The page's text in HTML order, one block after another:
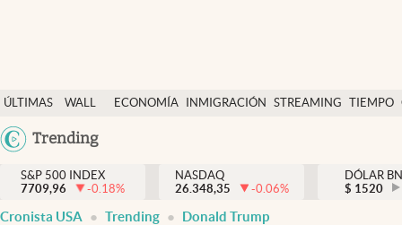
ÚLTIMAS
NOTICIAS
WALL
DÓLAR
ECONOMÍA INMIGRACIÓN STREAMING TIEMPO
México
Trending
Finanzas y economía
Wall Street y dólar
Inmigración
S&P 500 INDEX
7709,96
-0.18%
NASDAQ
26.348,35
-0.06%
DÓLAR
$ 1520
Cronista USA Trending Donald Trump